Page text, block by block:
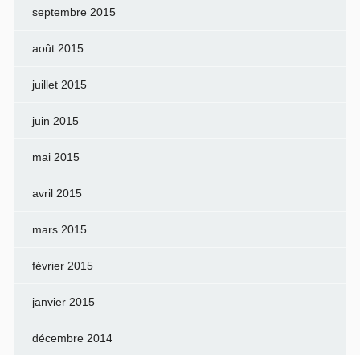
septembre 2015
août 2015
juillet 2015
juin 2015
mai 2015
avril 2015
mars 2015
février 2015
janvier 2015
décembre 2014